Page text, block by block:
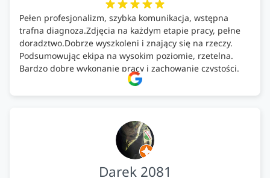
Pełen profesjonalizm, szybka komunikacja, wstępna
trafna diagnoza.Zdjęcia na każdym etapie pracy, pełne
doradztwo.Dobrze wyszkoleni i znający się na rzeczy.
Podsumowując ekipa na wysokim poziomie, rzetelna.
Bardzo dobre wykonanie pracy i zachowanie czystości.
Darek 2081